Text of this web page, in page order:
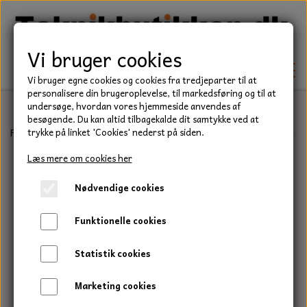
TEKNIK
KILEREMME
LEJER
PAKDÅSER
LÅSERINGE
BEFÆSTELSE
HAVE/PARK
UNIVERSALE REMME TIL PLÆNEKLIPPER OG
HAVETRAKTOR
TRAKTOR/ENTREPRENØR
Forside Teknik Lejer Sporkuglelejer 6200 Serie
Vi bruger cookies
Vi bruger egne cookies og cookies fra tredjeparter til at
personalisere din brugeroplevelse, til markedsføring og til at
undersøge, hvordan vores hjemmeside anvendes af
besøgende. Du kan altid tilbagekalde dit samtykke ved at
trykke på linket 'Cookies' nederst på siden.
Læs mere om cookies her
Nødvendige cookies
Funktionelle cookies
Statistik cookies
Marketing cookies